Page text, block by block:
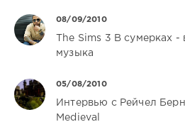
08/09/2010
The Sims 3 В сумерках
музыка
05/08/2010
Интервью с Рейчел
Medieval